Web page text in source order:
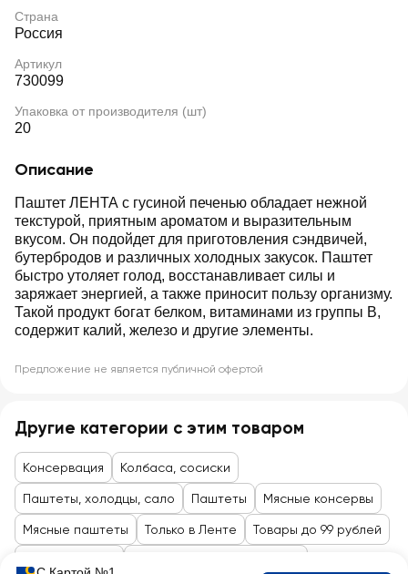
Страна
Россия
Артикул
730099
Упаковка от производителя (шт)
20
Описание
Паштет ЛЕНТА с гусиной печенью обладает нежной
текстурой, приятным ароматом и выразительным
вкусом. Он подойдет для приготовления сэндвичей,
бутербродов и различных холодных закусок. Паштет
быстро утоляет голод, восстанавливает силы и
заряжает энергией, а также приносит пользу организму.
Такой продукт богат белком, витаминами из группы В,
содержит калий, железо и другие элементы.
Предложение не является публичной офертой
Другие категории с этим товаром
Консервация Колбаса, сосиски
Паштеты, холодцы, сало Паштеты Мясные консервы
Мясные паштеты Только в Ленте Товары до 99 рублей